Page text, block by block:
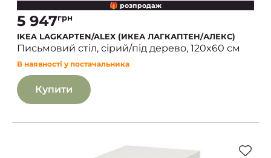
🎁 розпродаж
5 947грн
IKEA LAGKAPTEN/ALEX (ИКЕА ЛАГКАПТЕН/АЛЕКС)
Письмовий стіл, сірий/під дерево, 120x60 см
В наявності у постачальника
Купити